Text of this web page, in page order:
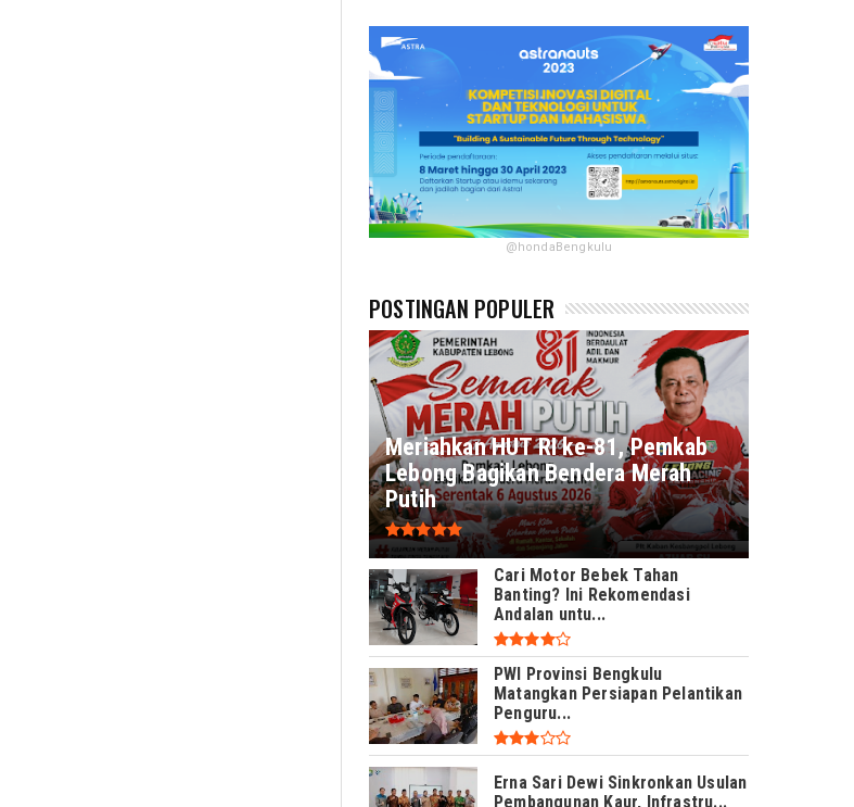
@hondaBengkulu
POSTINGAN POPULER
Meriahkan HUT RI ke-81, Pemkab
Lebong Bagikan Bendera Merah
Putih
Cari Motor Bebek Tahan
Banting? Ini Rekomendasi
Andalan untu...
PWI Provinsi Bengkulu
Matangkan Persiapan Pelantikan
Penguru...
Erna Sari Dewi Sinkronkan Usulan
Pembangunan Kaur, Infrastru...